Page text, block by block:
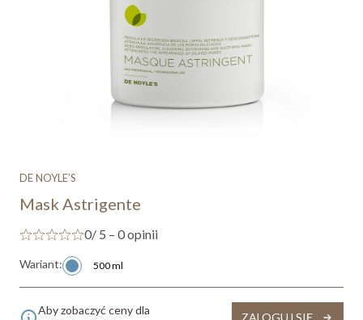
DE NOYLE’S
Mask Astrigente
0/ 5 – 0 opinii
Wariant: 500 ml
Aby zobaczyć ceny dla
ZALOGUJ SIĘ